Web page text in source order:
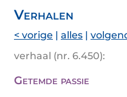
Verhalen
< vorige | alles |
verhaal (nr. 6.450):
Getemde passie